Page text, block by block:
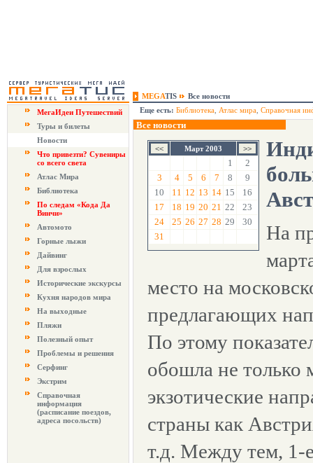
MEGATIS
Все новости
МегаИдеи Путешествий
Туры и билеты
Новости
Что привезти? Сувениры
со всего света
Атлас Мира
Библиотека
По следам «Кода Да
Винчи»
Автомото
Горные лыжи
Дайвинг
Для взрослых
Исторические экскурсы
Кухня народов мира
На выходные
Пляжи
Полезный опыт
Проблемы и решения
Серфинг
Экстрим
Справочная
информация
(расписание поездов,
адреса посольств)
Еще есть: Библиотека Атлас мира Справочная
Все новости
Март 2003
1
2
3
4 5 6 7 8
9
10
11 12 13 14 15
16
17
18 19 20 21 22
23
24
25 26 27 28 29
30
31
На
место на
предлагающих
По этому
обошла не только
экзотические
страны как
т.д. Между тем, 1-